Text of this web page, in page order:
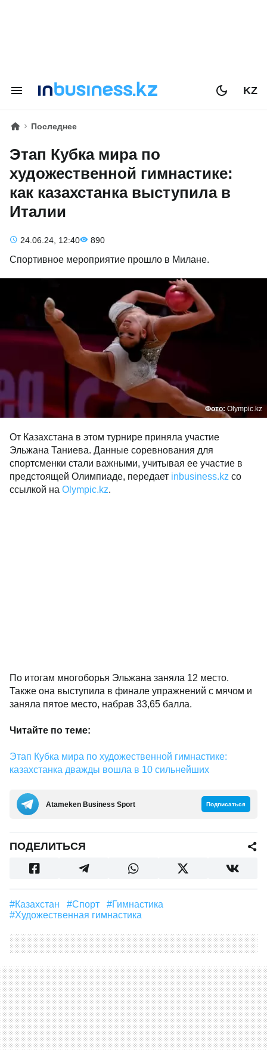
KZ
Последнее
Этап Кубка мира по
художественной гимнастике:
как казахстанка выступила в
Италии
24.06.24, 12:40 890
Спортивное мероприятие прошло в Милане.
Фото: Olympic.kz
От Казахстана в этом турнире приняла участие
Эльжана Таниева. Данные соревнования для
спортсменки стали важными, учитывая ее участие в
предстоящей Олимпиаде, передает inbusiness.kz со
ссылкой на Оlympic.kz.
По итогам многоборья Эльжана заняла 12 место.
Также она выступила в финале упражнений с мячом и
заняла пятое место, набрав 33,65 балла.
Читайте по теме:
Этап Кубка мира по художественной гимнастике:
казахстанка дважды вошла в 10 сильнейших
Аtameken Business Sport Подписаться
ПОДЕЛИТЬСЯ
#Казахстан #Спорт
#гимнастика
#художественная гимнастика